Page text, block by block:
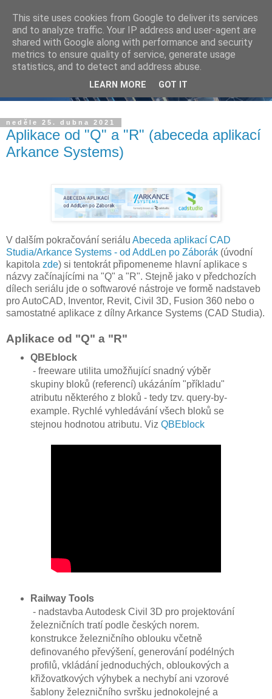
neděle 25. dubna 2021
Aplikace od "Q" a "R" (abeceda aplikací
Arkance Systems)
V dalším pokračování seriálu Abeceda aplikací CAD
Studia/Arkance Systems - od AddLen po Záborák (úvodní
kapitola zde) si tentokrát připomeneme hlavní aplikace s
názvy začínajícími na "Q" a "R". Stejně jako v předchozích
dílech seriálu jde o softwarové nástroje ve formě nadstaveb
pro AutoCAD, Inventor, Revit, Civil 3D, Fusion 360 nebo o
samostatné aplikace z dílny Arkance Systems (CAD Studia).
Aplikace od "Q" a "R"
QBEblock
- freeware utilita umožňující snadný výběr
skupiny bloků (referencí) ukázáním "příkladu"
atributu některého z bloků - tedy tzv. query-by-
example. Rychlé vyhledávání všech bloků se
stejnou hodnotou atributu. Viz QBEblock
Railway Tools
- nadstavba Autodesk Civil 3D pro projektování
železničních tratí podle českých norem.
konstrukce železničního oblouku včetně
definovaného převýšení, generování podélných
profilů, vkládání jednoduchých, obloukových a
křižovatkových výhybek a nechybí ani vzorové
šablony železničního svršku jednokolejné a
This site uses cookies from Google to deliver its services
and to analyze traffic. Your IP address and user-agent are
shared with Google along with performance and security
metrics to ensure quality of service, generate usage
statistics, and to detect and address abuse.
LEARN MORE GOT IT